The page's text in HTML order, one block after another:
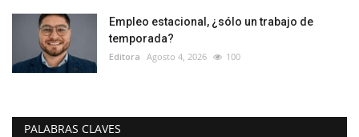
Empleo estacional, ¿sólo un trabajo de
temporada?
Editora Agosto 4, 2026 100
PALABRAS CLAVES